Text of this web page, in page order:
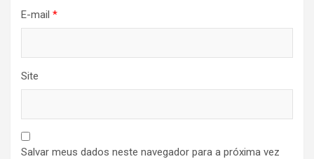
E-mail *
Site
Salvar meus dados neste navegador para a próxima vez